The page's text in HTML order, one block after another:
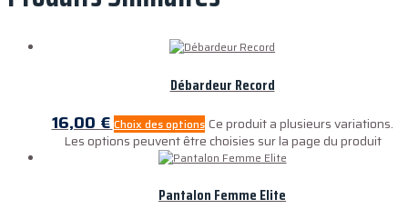
Débardeur Record
16,00€ Choix des options Ce produit a plusieurs variations.
Les options peuvent être choisies sur la page du produit
Pantalon Femme Elite